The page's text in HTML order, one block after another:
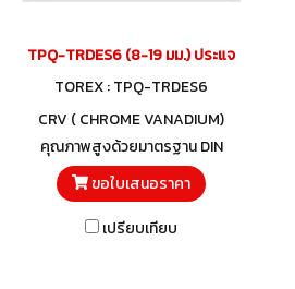
TPQ-TRDES6 (8-19 มม.) ประแจปากตายชุ
TOREX : TPQ-TRDES6
CRV ( CHROME VANADIUM)
คุณภาพสูงด้วยมาตรฐาน DIN
3110 และวัสดุโครมวานาเดียม
ขอใบเสนอราคา
เปรียบเทียบ